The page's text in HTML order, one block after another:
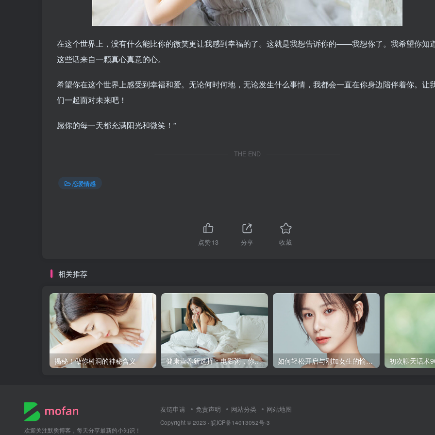
在这个世界上，没有什么能比你的微笑更让我感到幸福的了。这就是我想告诉你的——我想你了。我希望你知
这些话来自一颗真心真意的心。
希望你在这个世界上感受到幸福和爱。无论何时何地，无论发生什么事情，我都会一直在你身边陪伴着你。让
们一起面对未来吧！
愿你的每一天都充满阳光和微笑！”
THE END
恋爱情感
点赞13 分享 收藏
相关推荐
揭秘！做你树洞的神秘含义 健康营养新选择：电影粥，你试过了吗？ 如何轻松开启与刚加女生的愉快聊天？
欢迎关注默樊博客，每天分享最新的小知识！
友链申请 免责声明 网站分类 网站地图
Copyright © 2023 · 皖ICP备14013052号-3